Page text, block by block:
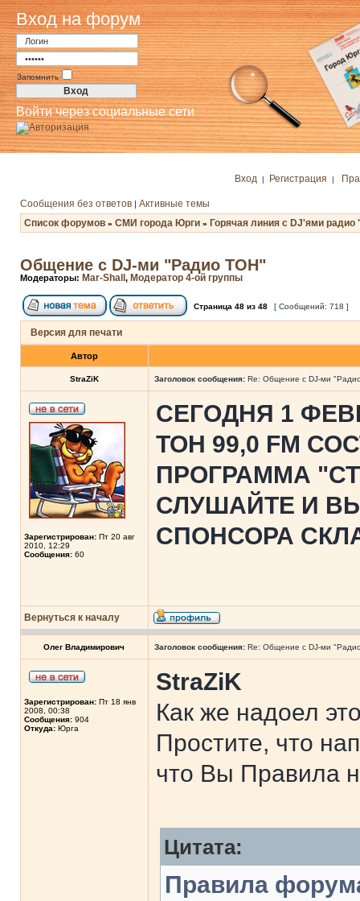
Вход на форум
Запомнить
Войти через социальные сети
Вход | Регистрация |
Сообщения без ответов | Активные темы
Список форумов » СМИ города Юрги » Горячая линия с DJ'ями радио
Общение с DJ-ми "Радио ТОН"
Модераторы: Mar-Shall , Модератор 4-ой группы
Страница 48 из 48 [ Сообщений: 718 ]
Версия для печати
Автор
StraZiK Заголовок сообщения: Re: Общение с DJ-ми
Зарегистрирован: Пт 20 авг
2010, 12:29
Сообщения: 60
СЕГОДНЯ 1
ТОН 99,0 FM
ПРОГРАММА
СЛУШАЙТЕ И
СПОНСОРА
Вернуться к началу
Олег Владимирович Заголовок сообщения: Re: Общение с DJ-ми
Зарегистрирован: Пт 18 янв
2008, 00:38
Сообщения: 904
Откуда: Юрга
StraZiK
Как же надоел
Простите, что
что Вы Правила
Цитата:
Правила